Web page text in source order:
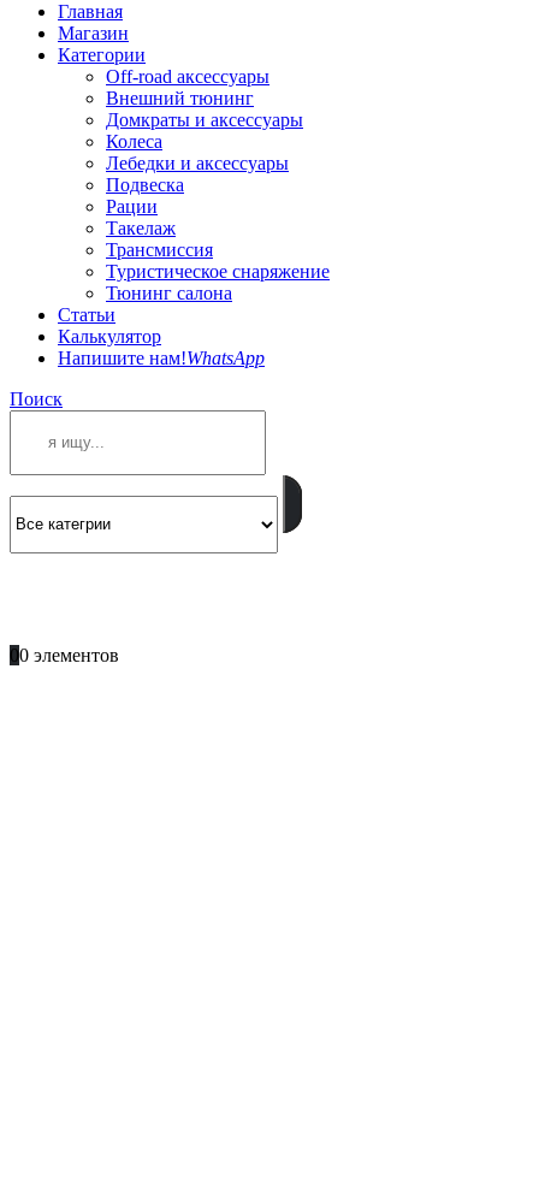
Главная
Магазин
Категории
Off-road аксессуары
Внешний тюнинг
Домкраты и аксессуары
Колеса
Лебедки и аксессуары
Подвеска
Рации
Такелаж
Трансмиссия
Туристическое снаряжение
Тюнинг салона
Статьи
Калькулятор
Напишите нам!WhatsApp
Поиск
00 элементов